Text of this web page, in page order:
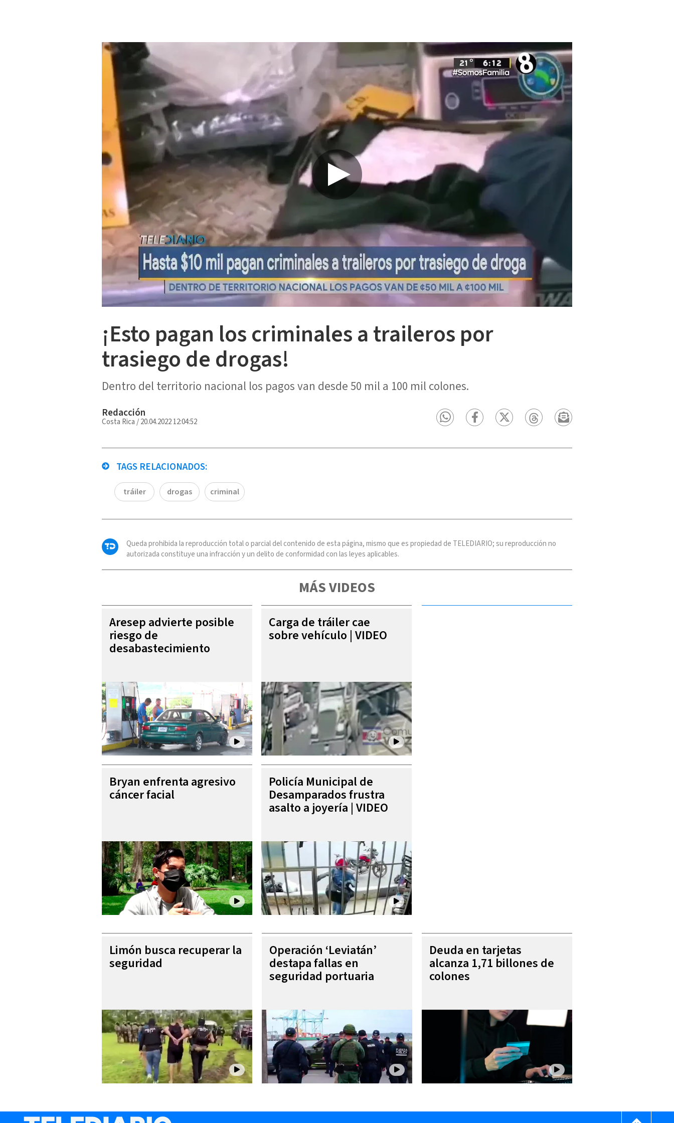
¡Esto pagan los criminales a traileros por
trasiego de drogas!
Dentro del territorio nacional los pagos van desde 50 mil a 100 mil colones.
Redacción
Costa Rica /20.04.2022 12:04:52
TAGS RELACIONADOS:
tráiler drogas criminal
Queda prohibida la reproducción total o parcial del contenido de esta página, mismo que es propiedad de TELEDIARIO; su reproducción no
autorizada constituye una infracción y un delito de conformidad con las leyes aplicables.
MÁS VIDEOS
Aresep advierte posible
riesgo de
desabastecimiento
Carga de tráiler cae
sobre vehículo | VIDEO
Bryan enfrenta agresivo
cáncer facial
Policía Municipal de
Desamparados frustra
asalto a joyería | VIDEO
Limón busca recuperar la
seguridad
Operación ‘Leviatán’
destapa fallas en
seguridad portuaria
Deuda en tarjetas
alcanza 1,71 billones de
colones